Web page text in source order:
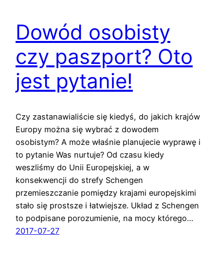
Dowód osobisty
czy paszport? Oto
jest pytanie!
Czy zastanawialiście się kiedyś, do jakich krajów
Europy można się wybrać z dowodem
osobistym? A może właśnie planujecie wyprawę i
to pytanie Was nurtuje? Od czasu kiedy
weszliśmy do Unii Europejskiej, a w
konsekwencji do strefy Schengen
przemieszczanie pomiędzy krajami europejskimi
stało się prostsze i łatwiejsze. Układ z Schengen
to podpisane porozumienie, na mocy którego…
2017-07-27